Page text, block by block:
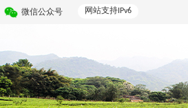
网站支持IPv6
微信公众号